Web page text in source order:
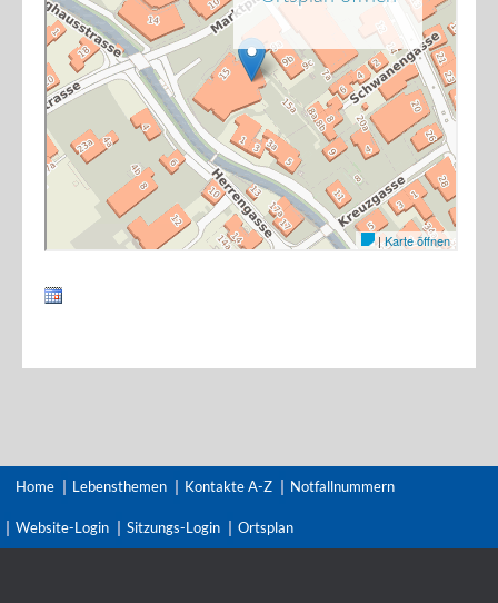
Home Lebensthemen Kontakte A-Z Notfallnummern
Website-Login Sitzungs-Login Ortsplan